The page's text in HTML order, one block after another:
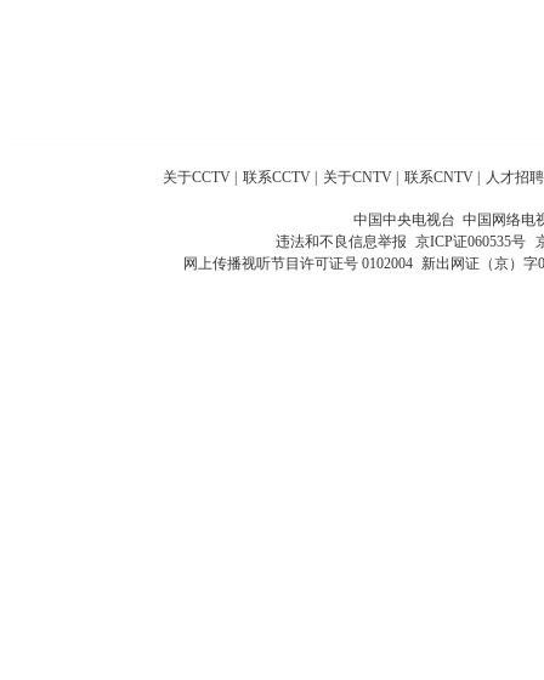
关于CCTV 联系CCTV 关于CNTV 联系CNTV 人才招聘
中国中央电视台 中国网络电
违法和不良信息举报 京ICP证060535号
网上传播视听节目许可证号 0102004 新出网证（京）